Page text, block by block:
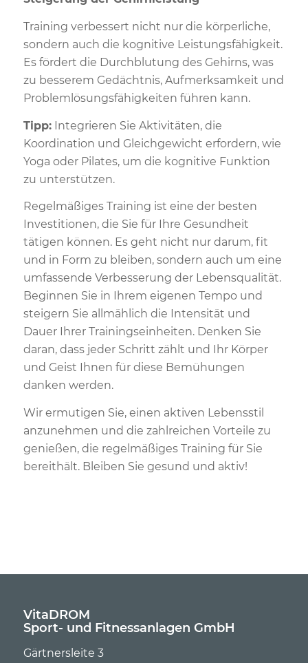
Training verbessert nicht nur die körperliche,
sondern auch die kognitive Leistungsfähigkeit.
Es fördert die Durchblutung des Gehirns, was
zu besserem Gedächtnis, Aufmerksamkeit und
Problemlösungsfähigkeiten führen kann.
Tipp:Integrieren Sie Aktivitäten, die
Koordination und Gleichgewicht erfordern, wie
Yoga oder Pilates, um die kognitive Funktion
zu unterstützen.
Regelmäßiges Training ist eine der besten
Investitionen, die Sie für Ihre Gesundheit
tätigen können. Es geht nicht nur darum, fit
und in Form zu bleiben, sondern auch um eine
umfassende Verbesserung der Lebensqualität.
Beginnen Sie in Ihrem eigenen Tempo und
steigern Sie allmählich die Intensität und
Dauer Ihrer Trainingseinheiten. Denken Sie
daran, dass jeder Schritt zählt und Ihr Körper
und Geist Ihnen für diese Bemühungen
danken werden.
Wir ermutigen Sie, einen aktiven Lebensstil
anzunehmen und die zahlreichen Vorteile zu
genießen, die regelmäßiges Training für Sie
bereithält. Bleiben Sie gesund und aktiv!
VitaDROM
Sport- und Fitnessanlagen GmbH
Gärtnersleite 3